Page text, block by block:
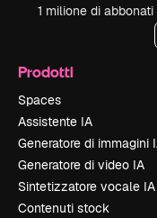
1 milione di
Prodotti
Spaces
Assistente IA
Generatore di immagini
Generatore di video IA
Sintetizzatore vocale IA
Contenuti stock